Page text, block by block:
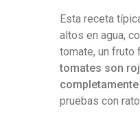
Esta receta
altos en agua,
tomate, un fruto
tomates son
pruebas con